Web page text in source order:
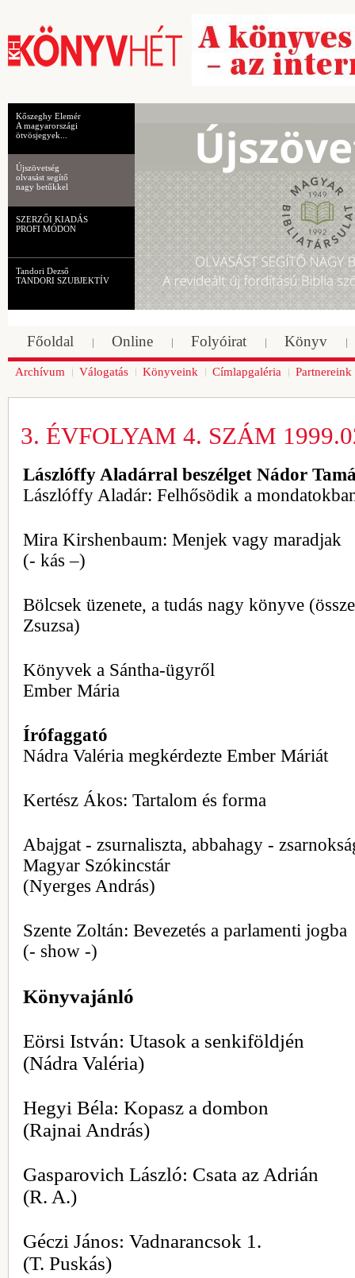
Kőszeghy Elemér
A magyarországi
ötvösjegyek...
Újszövetség
olvasást segítő
nagy betűkkel
SZERZŐI KIADÁS
PROFI MÓDON
Tandori Dezső
TANDORI SZUBJEKTÍV
Főoldal Online Folyóirat Könyv
Archívum Válogatás Könyveink Címlapgaléria Partnereink
3. ÉVFOLYAM 4. SZÁM
Lászlóffy Aladárral beszélget Nádor
Lászlóffy Aladár: Felhősödik a
Mira Kirshenbaum: Menjek vagy maradjak
(- kás –)
Bölcsek üzenete, a tudás nagy könyve
Zsuzsa)
Könyvek a Sántha-ügyről
Ember Mária
Írófaggató
Nádra Valéria megkérdezte Ember Máriát
Kertész Ákos: Tartalom és forma
Abajgat - zsurnaliszta, abbahagy -
Magyar Szókincstár
(Nyerges András)
Szente Zoltán: Bevezetés a parlamenti jogba
(- show -)
Könyvajánló
Eörsi István: Utasok a senkiföldjén
(Nádra Valéria)
Hegyi Béla: Kopasz a dombon
(Rajnai András)
Gasparovich László: Csata az Adrián
(R. A.)
Géczi János: Vadnarancsok 1.
(T. Puskás)